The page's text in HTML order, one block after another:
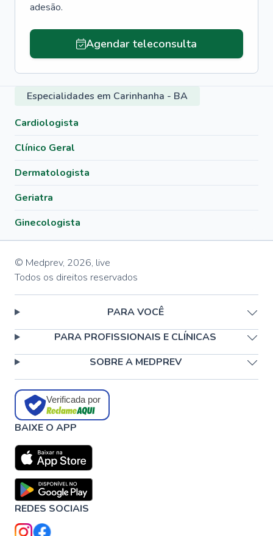
adesão.
Agendar teleconsulta
Especialidades em Carinhanha - BA
Cardiologista
Clínico Geral
Dermatologista
Geriatra
Ginecologista
© Medprev, 2026, live
Todos os direitos reservados
PARA VOCÊ
PARA PROFISSIONAIS E CLÍNICAS
SOBRE A MEDPREV
Verificada por
BAIXE O APP
REDES SOCIAIS